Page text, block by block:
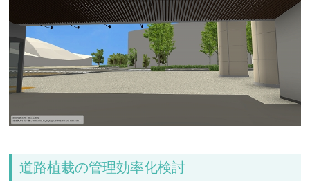
道路植栽の管理効率化検討